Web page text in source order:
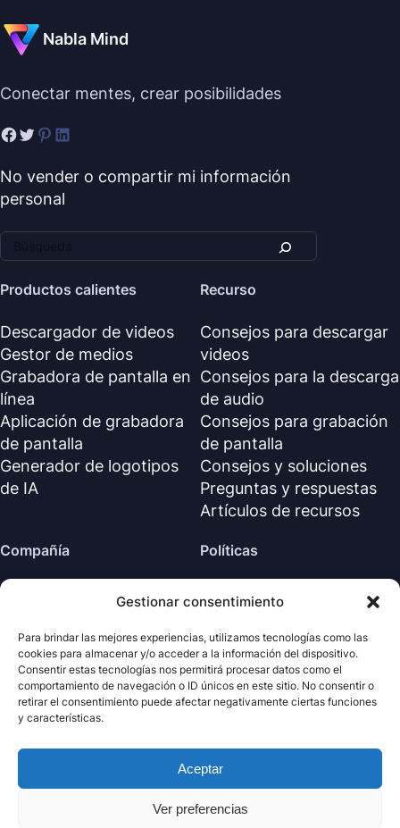
Gestionar consentimiento
Para brindar las mejores experiencias, utilizamos tecnologías como las
cookies para almacenar y/o acceder a la información del dispositivo.
Consentir estas tecnologías nos permitirá procesar datos como el
comportamiento de navegación o ID únicos en este sitio. No consentir o
retirar el consentimiento puede afectar negativamente ciertas funciones
y características.
Aceptar
Ver preferencias
Nabla Mind
Conectar mentes, crear posibilidades
No vender o compartir mi información
personal
Productos calientes
Descargador de videos
Gestor de medios
Grabadora de pantalla en
línea
Aplicación de grabadora
de pantalla
Generador de logotipos
de IA
Recurso
Consejos para descargar
videos
Consejos para la descarga
de audio
Consejos para grabación
de pantalla
Consejos y soluciones
Preguntas y respuestas
Artículos de recursos
Compañía
Sobre nosotros
Centro de soporte
Políticas
Política de reembolso
Acuerdo de licencia (EN)
Términos y condiciones
Desinstalar
Política de cookies
2026
Mind
· Todos los derechos
reservados.